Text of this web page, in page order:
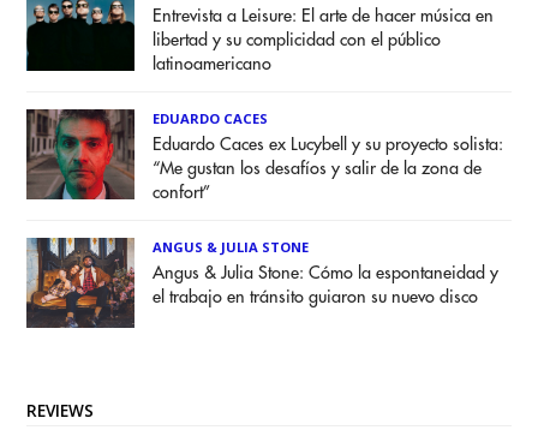
Entrevista a Leisure: El arte de hacer música en
libertad y su complicidad con el público
latinoamericano
EDUARDO CACES
Eduardo Caces ex Lucybell y su proyecto solista:
“Me gustan los desafíos y salir de la zona de
confort”
ANGUS & JULIA STONE
Angus & Julia Stone: Cómo la espontaneidad y
el trabajo en tránsito guiaron su nuevo disco
REVIEWS